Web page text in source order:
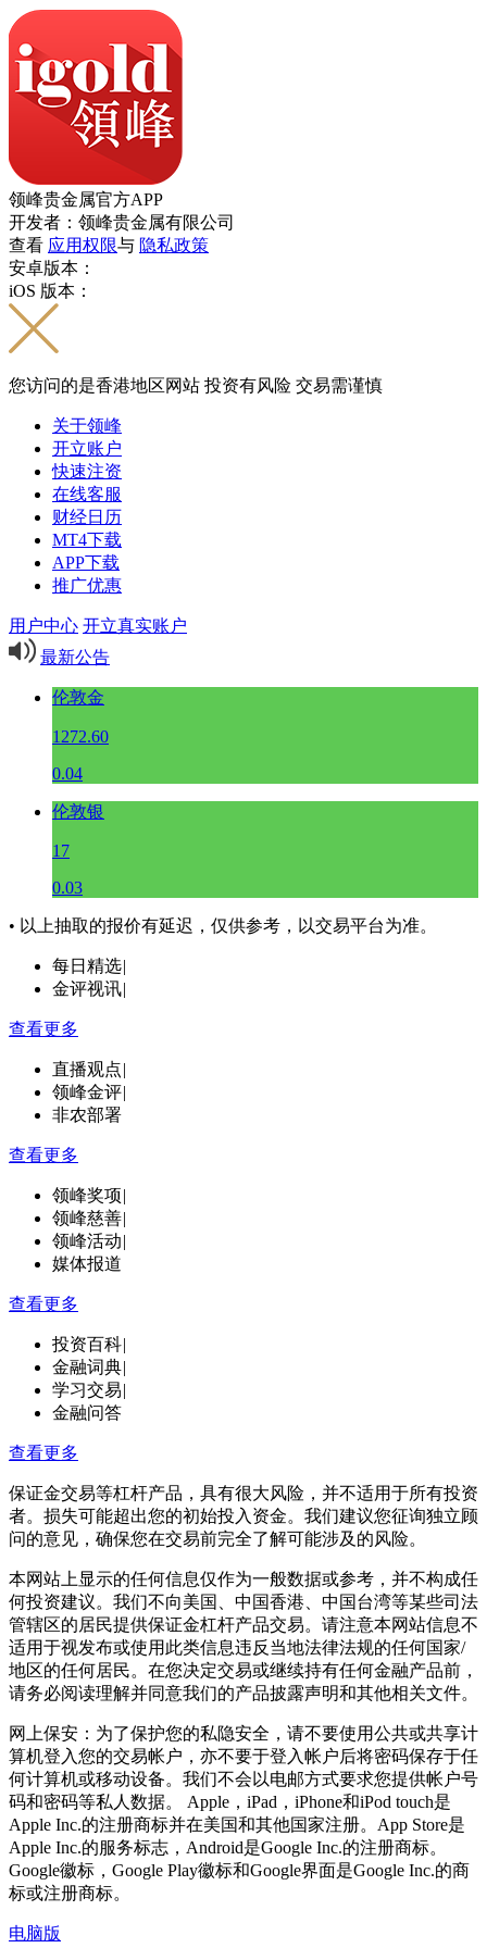
领峰贵金属官方APP
开发者：领峰贵金属有限公司
查看 应用权限与 隐私政策
安卓版本：
iOS 版本：
您访问的是香港地区网站 投资有风险 交易需谨慎
关于领峰
开立账户
快速注资
在线客服
财经日历
MT4下载
APP下载
推广优惠
用户中心 开立真实账户
最新公告
伦敦金
1272.60
0.04
伦敦银
17
0.03
• 以上抽取的报价有延迟，仅供参考，以交易平台为准。
每日精选|
金评视讯|
查看更多
直播观点|
领峰金评|
非农部署
查看更多
领峰奖项|
领峰慈善|
领峰活动|
媒体报道
查看更多
投资百科|
金融词典|
学习交易|
金融问答
查看更多
保证金交易等杠杆产品，具有很大风险，并不适用于所有投资
者。损失可能超出您的初始投入资金。我们建议您征询独立顾
问的意见，确保您在交易前完全了解可能涉及的风险。
本网站上显示的任何信息仅作为一般数据或参考，并不构成任
何投资建议。我们不向美国、中国香港、中国台湾等某些司法
管辖区的居民提供保证金杠杆产品交易。请注意本网站信息不
适用于视发布或使用此类信息违反当地法律法规的任何国家/
地区的任何居民。在您决定交易或继续持有任何金融产品前，
请务必阅读理解并同意我们的产品披露声明和其他相关文件。
网上保安：为了保护您的私隐安全，请不要使用公共或共享计
算机登入您的交易帐户，亦不要于登入帐户后将密码保存于任
何计算机或移动设备。我们不会以电邮方式要求您提供帐户号
码和密码等私人数据。 Apple，iPad，iPhone和iPod touch是
Apple Inc.的注册商标并在美国和其他国家注册。App Store是
Apple Inc.的服务标志，Android是Google Inc.的注册商标。
Google徽标，Google Play徽标和Google界面是Google Inc.的商
标或注册商标。
电脑版